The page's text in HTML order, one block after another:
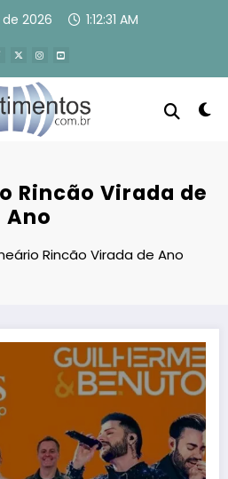
2026 1:12:32 AM
Rincão Virada de
Ano
Rincão Virada de Ano